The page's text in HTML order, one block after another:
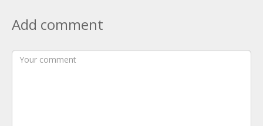
Add comment